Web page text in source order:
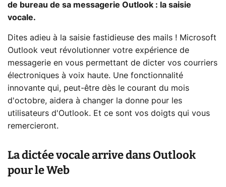
de bureau de sa messagerie Outlook : la saisie
vocale.
Dites adieu à la saisie fastidieuse des mails ! Microsoft
Outlook veut révolutionner votre expérience de
messagerie en vous permettant de dicter vos courriers
électroniques à voix haute. Une fonctionnalité
innovante qui, peut-être dès le courant du mois
d'octobre, aidera à changer la donne pour les
utilisateurs d'Outlook. Et ce sont vos doigts qui vous
remercieront.
La dictée vocale arrive dans Outlook
pour le Web